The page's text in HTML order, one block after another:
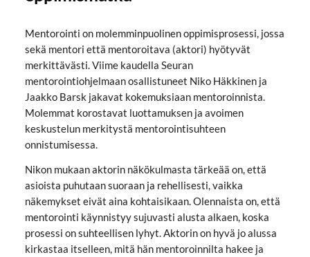
Mentorointi on molemminpuolinen oppimisprosessi, jossa
sekä mentori että mentoroitava (aktori) hyötyvät
merkittävästi. Viime kaudella Seuran
mentorointiohjelmaan osallistuneet Niko Häkkinen ja
Jaakko Barsk jakavat kokemuksiaan mentoroinnista.
Molemmat korostavat luottamuksen ja avoimen
keskustelun merkitystä mentorointisuhteen
onnistumisessa.
Nikon mukaan aktorin näkökulmasta tärkeää on, että
asioista puhutaan suoraan ja rehellisesti, vaikka
näkemykset eivät aina kohtaisikaan. Olennaista on, että
mentorointi käynnistyy sujuvasti alusta alkaen, koska
prosessi on suhteellisen lyhyt. Aktorin on hyvä jo alussa
kirkastaa itselleen, mitä hän mentoroinnilta hakee ja